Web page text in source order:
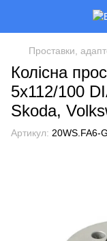
Проставки,
Колісна
5x112/100
Skoda,
Артикул: 20WS.FA6-